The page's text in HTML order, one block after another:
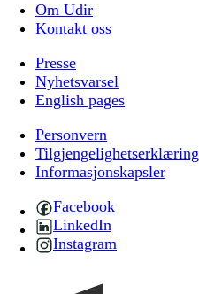
Om Udir
Kontakt oss
Presse
Nyhetsvarsel
English pages
Personvern
Tilgjengelighetserklæring
Informasjonskapsler
Facebook
LinkedIn
Instagram